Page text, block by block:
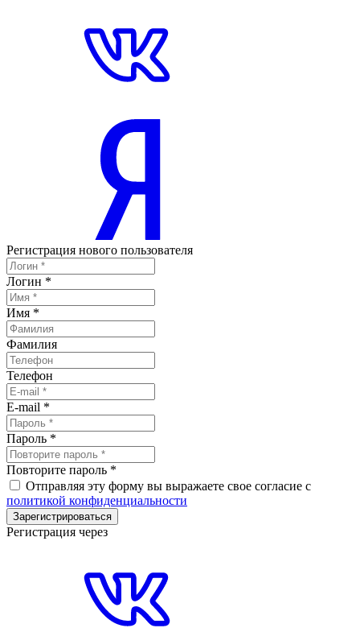
Регистрация нового пользователя
Логин *
Имя *
Фамилия
Телефон
E-mail *
Пароль *
Повторите пароль *
Отправляя эту форму вы выражаете свое согласие с
политикой конфиденциальности
Зарегистрироваться
Регистрация через